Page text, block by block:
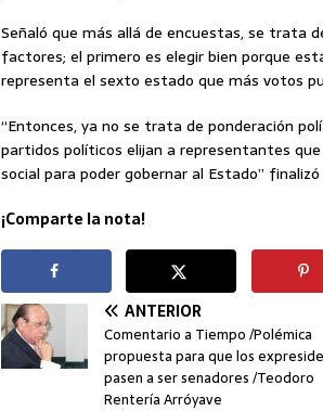
Señaló que más allá de encuestas, se trata
factores; el primero es elegir bien porque
representa el sexto estado que más votos
“Entonces, ya no se trata de ponderación
partidos políticos elijan a representantes
social para poder gobernar al Estado”
¡Comparte la nota!
ANTERIOR
Comentario a Tiempo /Polémica
propuesta para que los
pasen a ser senadores /Teodoro
Rentería Arróyave